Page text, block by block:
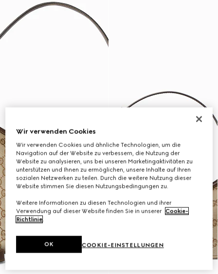
Wir verwenden Cookies
Wir verwenden Cookies und ähnliche Technologien, um die
Navigation auf der Website zu verbessern, die Nutzung der
Website zu analysieren, uns bei unseren Marketingaktivitäten zu
unterstützen und Ihnen zu ermöglichen, unsere Inhalte auf Ihren
sozialen Netzwerken zu teilen. Durch die weitere Nutzung dieser
Website stimmen Sie diesen Nutzungsbedingungen zu.
Weitere Informationen zu diesen Technologien und ihrer
Verwendung auf dieser Website finden Sie in unserer Cookie-
Richtlinie.
COOKIE-EINSTELLUNGEN
OK